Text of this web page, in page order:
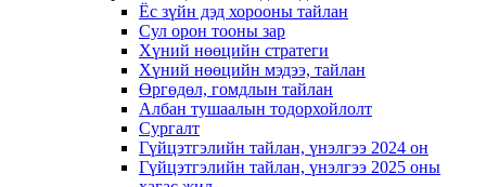
Ёс зүйн дэд хорооны тайлан
Сул орон тооны зар
Хүний нөөцийн стратеги
Хүний нөөцийн мэдээ, тайлан
Өргөдөл, гомдлын тайлан
Албан тушаалын тодорхойлолт
Сургалт
Гүйцэтгэлийн тайлан, үнэлгээ 2024 он
Гүйцэтгэлийн тайлан, үнэлгээ 2025 оны